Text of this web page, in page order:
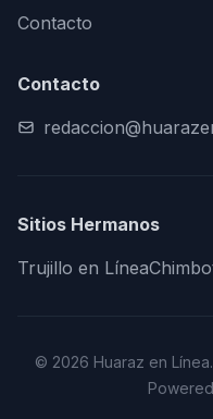
Contacto
Contacto
Sitios Hermanos
Trujillo en Línea
© 2026 Huaraz en